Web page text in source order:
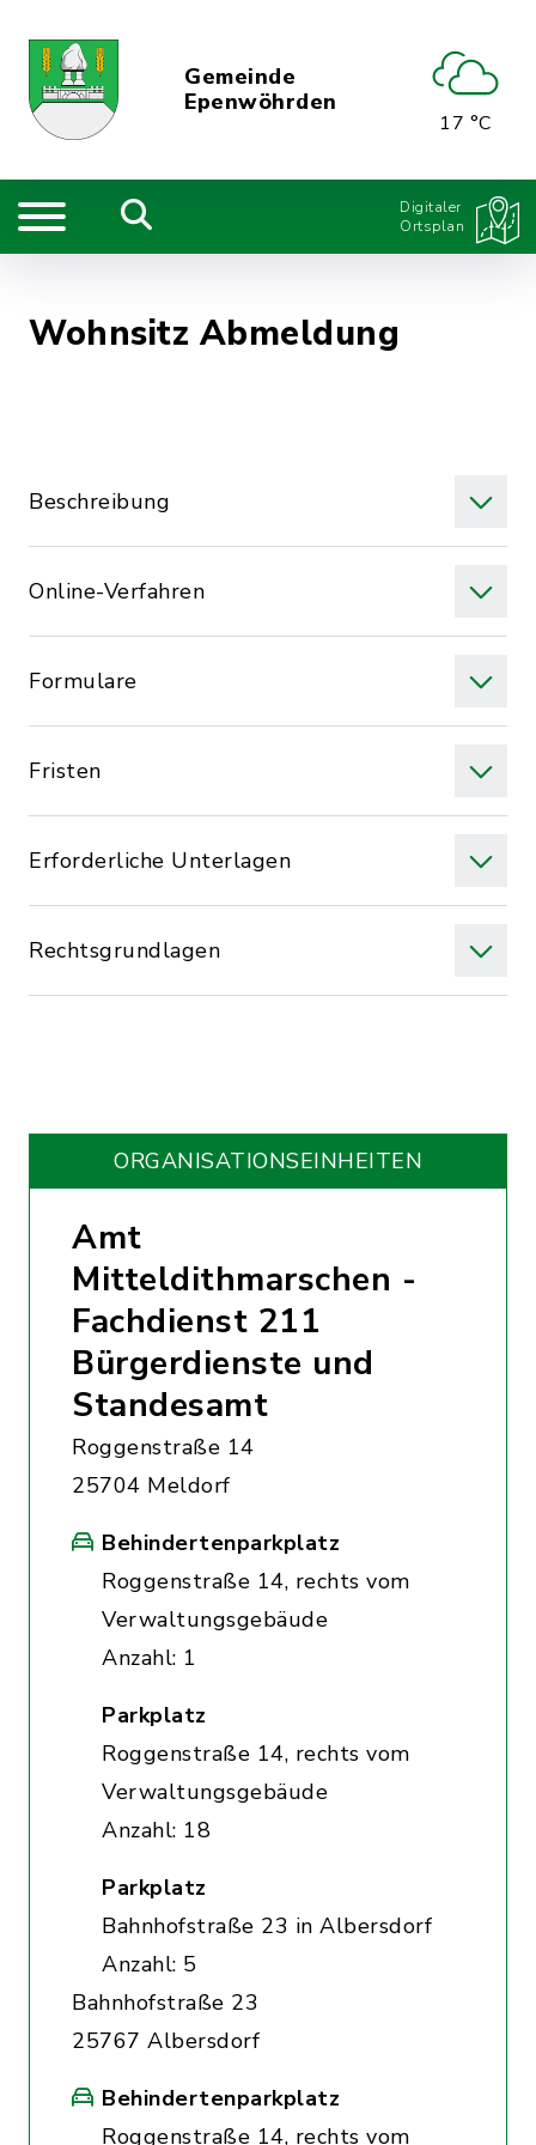
Gemeinde
Epenwöhrden
17 °C
Digitaler
Ortsplan
Wohnsitz Abmeldung
Beschreibung
Online-Verfahren
Formulare
Fristen
Erforderliche Unterlagen
Rechtsgrundlagen
ORGANISATIONS­EINHEITEN
Amt
Mitteldithmarschen -
Fachdienst 211
Bürgerdienste und
Standesamt
Roggenstraße 14
25704 Meldorf
Behindertenparkplatz
Roggenstraße 14, rechts vom
Verwaltungsgebäude
Anzahl: 1
Parkplatz
Roggenstraße 14, rechts vom
Verwaltungsgebäude
Anzahl: 18
Parkplatz
Bahnhofstraße 23 in Albersdorf
Anzahl: 5
Bahnhofstraße 23
25767 Albersdorf
Behindertenparkplatz
Roggenstraße 14, rechts vom